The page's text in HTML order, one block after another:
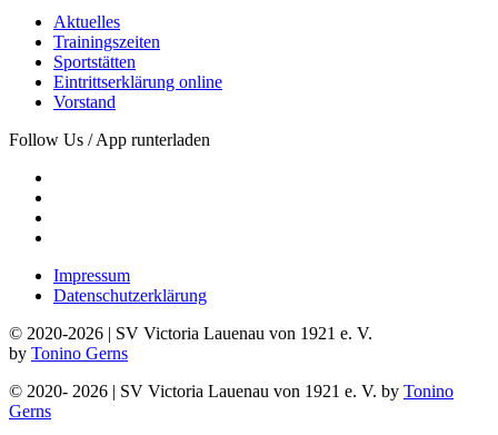
Aktuelles
Trainingszeiten
Sportstätten
Eintrittserklärung online
Vorstand
Follow Us / App runterladen
Impressum
Datenschutzerklärung
© 2020-2026 | SV Victoria Lauenau von 1921 e. V.
by Tonino Gerns
© 2020- 2026 | SV Victoria Lauenau von 1921 e. V. by Tonino
Gerns